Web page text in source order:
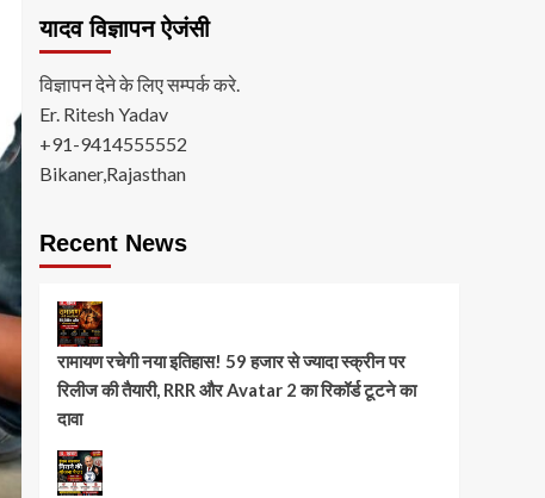
यादव विज्ञापन ऐजंसी
विज्ञापन देने के लिए सम्पर्क करे.
Er. Ritesh Yadav
+91-9414555552
Bikaner,Rajasthan
Recent News
रामायण रचेगी नया इतिहास! 59 हजार से ज्यादा स्क्रीन पर
रिलीज की तैयारी, RRR और Avatar 2 का रिकॉर्ड टूटने का
दावा